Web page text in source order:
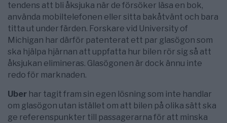
tendens att bli åksjuka när de försöker läsa en bok,
använda mobiltelefonen eller sitta bakåtvänt och bara
titta ut under färden. Forskare vid University of
Michigan har därför patenterat ett par glasögon som
ska hjälpa hjärnan att uppfatta hur bilen rör sig så att
åksjukan elimineras. Glasögonen är dock ännu inte
redo för marknaden.
Uber har tagit fram sin egen lösning som inte handlar
om glasögon utan istället om att bilen på olika sätt ska
ge referenspunkter till passagerarna för att minska